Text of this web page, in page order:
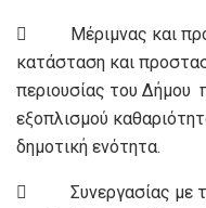
 Μέριμνας και
κατάσταση και
περιουσίας του Δήμου
εξοπλισμού
δημοτική ενότητα.
 Συνεργασίας με